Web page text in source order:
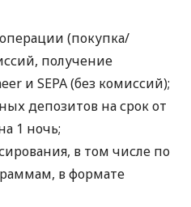
(покупка/
получение
и SEPA (без комиссий);
депозитов на срок от
1 ночь;
в том числе по
в формате